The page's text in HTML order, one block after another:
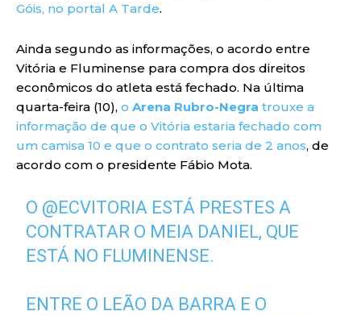
Góis, no portal A Tarde.
Ainda segundo as informações, o acordo entre
Vitória e Fluminense para compra dos direitos
econômicos do atleta está fechado. Na última
quarta-feira (10), o Arena Rubro-Negra trouxe a
informação de que o Vitória estaria fechado com
um camisa 10 e que o contrato seria de 2 anos, de
acordo com o presidente Fábio Mota.
O @ECVITORIA ESTÁ PRESTES A
CONTRATAR O MEIA DANIEL, QUE
ESTÁ NO FLUMINENSE.
ENTRE O LEÃO DA BARRA E O